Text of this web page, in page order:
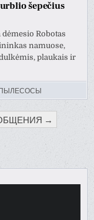
šepečius
Robotas
namuose,
plaukais ir
→